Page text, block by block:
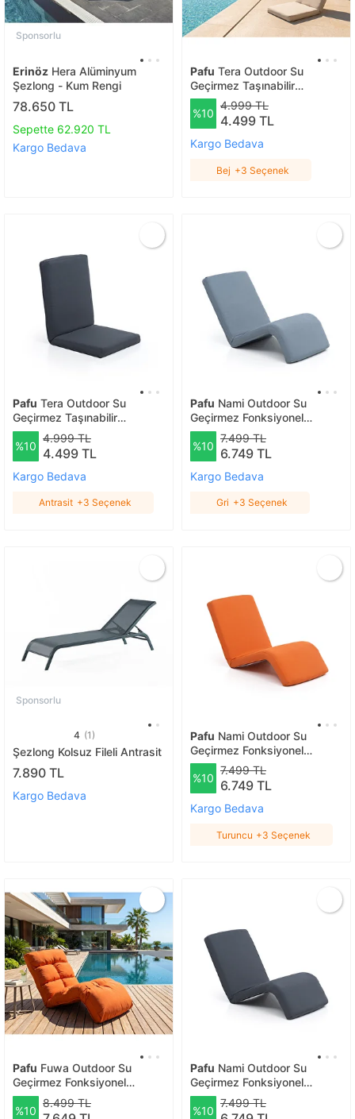
Sponsorlu
Erinöz Hera Alüminyum
Şezlong - Kum Rengi
78.650 TL
Sepette 62.920 TL
Kargo Bedava
Pafu Tera Outdoor Su
Geçirmez Taşınabilir
Mekanizmalı Şezlong - Bej
Bej
%10
4.999 TL
4.499 TL
Kargo Bedava
Bej +3 Seçenek
Pafu Tera Outdoor Su
Geçirmez Taşınabilir
Mekanizmalı Şezlong -
Antrasit Antrasit
%10
4.999 TL
4.499 TL
Kargo Bedava
Antrasit +3 Seçenek
Pafu Nami Outdoor Su
Geçirmez Fonksiyonel
Mekanizmalı Şezlong - Gri-
mavi Gri
%10
7.499 TL
6.749 TL
Kargo Bedava
Gri +3 Seçenek
Sponsorlu
4 (1)
Şezlong Kolsuz Fileli Antrasit
7.890 TL
Kargo Bedava
Pafu Nami Outdoor Su
Geçirmez Fonksiyonel
Mekanizmalı Şezlong -
Turuncu Turuncu
%10
7.499 TL
6.749 TL
Kargo Bedava
Turuncu +3 Seçenek
Pafu Fuwa Outdoor Su
Geçirmez Fonksiyonel
Mekanizmalı Şezlong -
Turuncu Turuncu
%10
8.499 TL
Pafu Nami Outdoor Su
Geçirmez Fonksiyonel
Mekanizmalı Şezlong -
Antrasit Antrasit
%10
7.499 TL